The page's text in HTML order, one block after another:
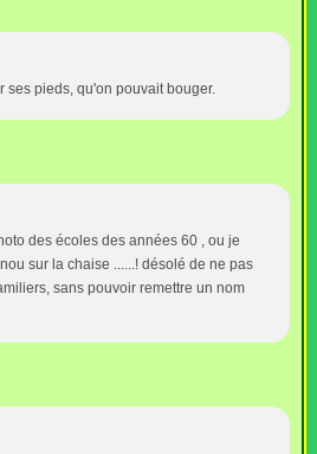
ses pieds, qu'on pouvait bouger.
des écoles des années 60 , ou je
sur la chaise ......! désolé de ne pas
sans pouvoir remettre un nom